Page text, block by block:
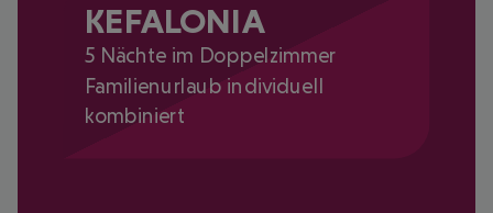
KEFALONIA
5 Nächte im Doppelzimmer
Familienurlaub individuell
kombiniert